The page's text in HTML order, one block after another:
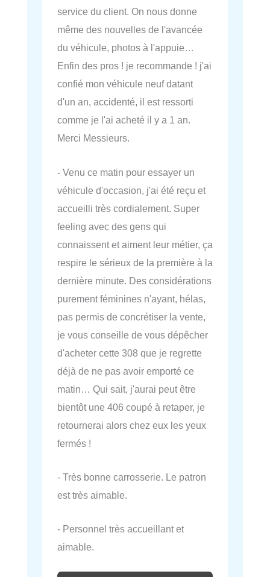
service du client. On nous donne
même des nouvelles de l'avancée
du véhicule, photos à l'appuie…
Enfin des pros ! je recommande ! j'ai
confié mon véhicule neuf datant
d'un an, accidenté, il est ressorti
comme je l'ai acheté il y a 1 an.
Merci Messieurs.
- Venu ce matin pour essayer un
véhicule d'occasion, j'ai été reçu et
accueilli très cordialement. Super
feeling avec des gens qui
connaissent et aiment leur métier, ça
respire le sérieux de la première à la
dernière minute. Des considérations
purement féminines n'ayant, hélas,
pas permis de concrétiser la vente,
je vous conseille de vous dépêcher
d'acheter cette 308 que je regrette
déjà de ne pas avoir emporté ce
matin… Qui sait, j'aurai peut être
bientôt une 406 coupé à retaper, je
retournerai alors chez eux les yeux
fermés !
- Très bonne carrosserie. Le patron
est très aimable.
- Personnel très accueillant et
aimable.